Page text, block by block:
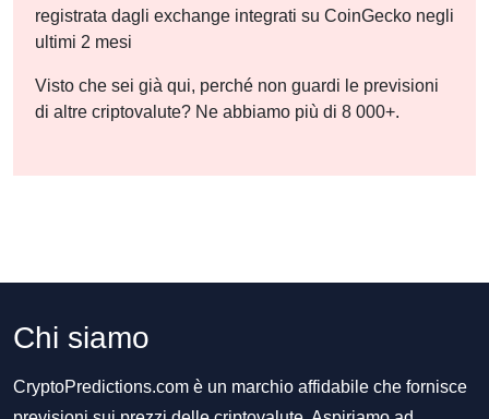
registrata dagli exchange integrati su CoinGecko negli
ultimi 2 mesi
Visto che sei già qui, perché non guardi le previsioni
di altre criptovalute? Ne abbiamo più di 8 000+.
Chi siamo
CryptoPredictions.com è un marchio affidabile che fornisce